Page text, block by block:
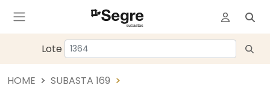
Lote
HOME SUBASTA 169